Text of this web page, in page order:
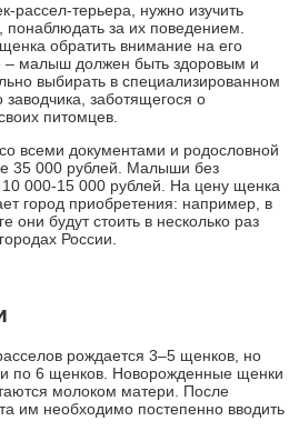
рассел-терьера, нужно изучить
понаблюдать за их поведением.
обратить внимание на его
– малыш должен быть здоровым и
выбирать в специализированном
заботящегося о
питомцев.
всеми документами и родословной
35 000 рублей. Малыши без
10 000-15 000 рублей. На цену щенка
город приобретения: например, в
они будут стоить в несколько раз
России.
рождается 3–5 щенков, но
по 6 щенков. Новорожденные щенки
молоком матери. После
им необходимо постепенно вводить